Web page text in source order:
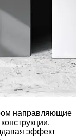
направляющие
эффект